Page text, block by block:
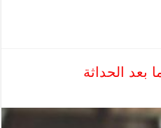
بعد الحداثة